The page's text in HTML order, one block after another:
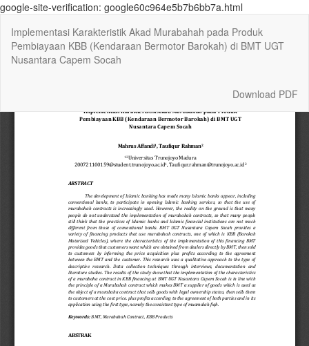
google-site-verification: google60c964e5b7b6bb7a.html
Article
Details
Implementasi Karakteristik Akad Murabahah pada Produk
Pembiayaan KBB (Kendaraan Bermotor Barokah) di BMT UGT
Nusantara Capem Socah
Download
Download PDF